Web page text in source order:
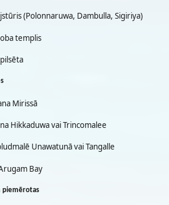
(Polonnaruwa, Dambulla, Sigiriya)
templis
Mirissā
Hikkaduwa vai Trincomalee
Unawatunā vai Tangalle
Bay
piemērotas